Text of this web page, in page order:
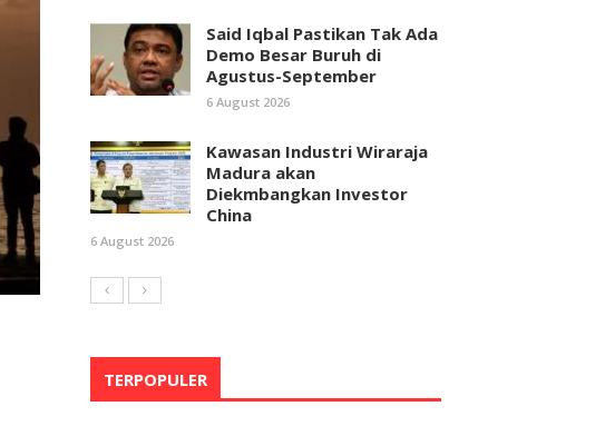
Said Iqbal Pastikan Tak Ada
Demo Besar Buruh di
Agustus-September
6 August 2026
Kawasan Industri Wiraraja
Madura akan
Diekmbangkan Investor
China
6 August 2026
TERPOPULER